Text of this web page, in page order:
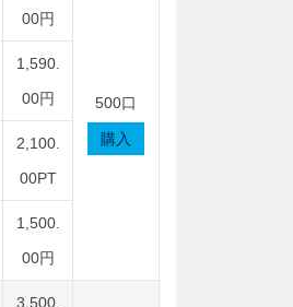
00円
500口
購入
1,590.
00円
2,100.
00PT
1,500.
00円
3,500.